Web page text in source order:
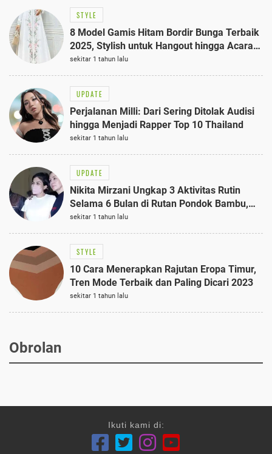
STYLE
8 Model Gamis Hitam Bordir Bunga Terbaik
2025, Stylish untuk Hangout hingga Acara
Semi-Formal
sekitar 1 tahun lalu
UPDATE
Perjalanan Milli: Dari Sering Ditolak Audisi
hingga Menjadi Rapper Top 10 Thailand
sekitar 1 tahun lalu
UPDATE
Nikita Mirzani Ungkap 3 Aktivitas Rutin
Selama 6 Bulan di Rutan Pondok Bambu,
Terungkap!
sekitar 1 tahun lalu
STYLE
10 Cara Menerapkan Rajutan Eropa Timur,
Tren Mode Terbaik dan Paling Dicari 2023
sekitar 1 tahun lalu
Obrolan
Ikuti kami di: